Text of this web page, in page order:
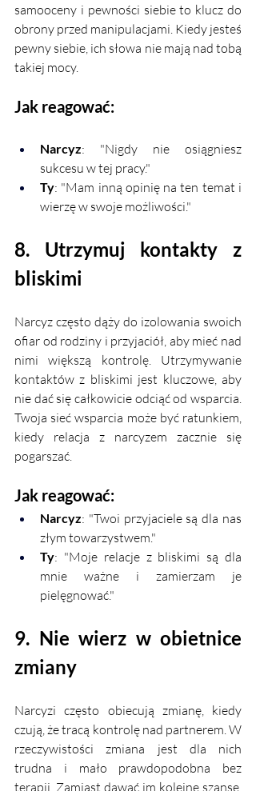
samooceny i pewności siebie to klucz do
obrony przed manipulacjami. Kiedy jesteś
pewny siebie, ich słowa nie mają nad tobą
takiej mocy.
Jak reagować:
Narcyz: "Nigdy nie osiągniesz
sukcesu w tej pracy."
Ty: "Mam inną opinię na ten temat i
wierzę w swoje możliwości."
8. Utrzymuj kontakty z
bliskimi
Narcyz często dąży do izolowania swoich
ofiar od rodziny i przyjaciół, aby mieć nad
nimi większą kontrolę. Utrzymywanie
kontaktów z bliskimi jest kluczowe, aby
nie dać się całkowicie odciąć od wsparcia.
Twoja sieć wsparcia może być ratunkiem,
kiedy relacja z narcyzem zacznie się
pogarszać.
Jak reagować:
Narcyz: "Twoi przyjaciele są dla nas
złym towarzystwem."
Ty: "Moje relacje z bliskimi są dla
mnie ważne i zamierzam je
pielęgnować."
9. Nie wierz w obietnice
zmiany
Narcyzi często obiecują zmianę, kiedy
czują, że tracą kontrolę nad partnerem. W
rzeczywistości zmiana jest dla nich
trudna i mało prawdopodobna bez
terapii. Zamiast dawać im kolejne szanse,